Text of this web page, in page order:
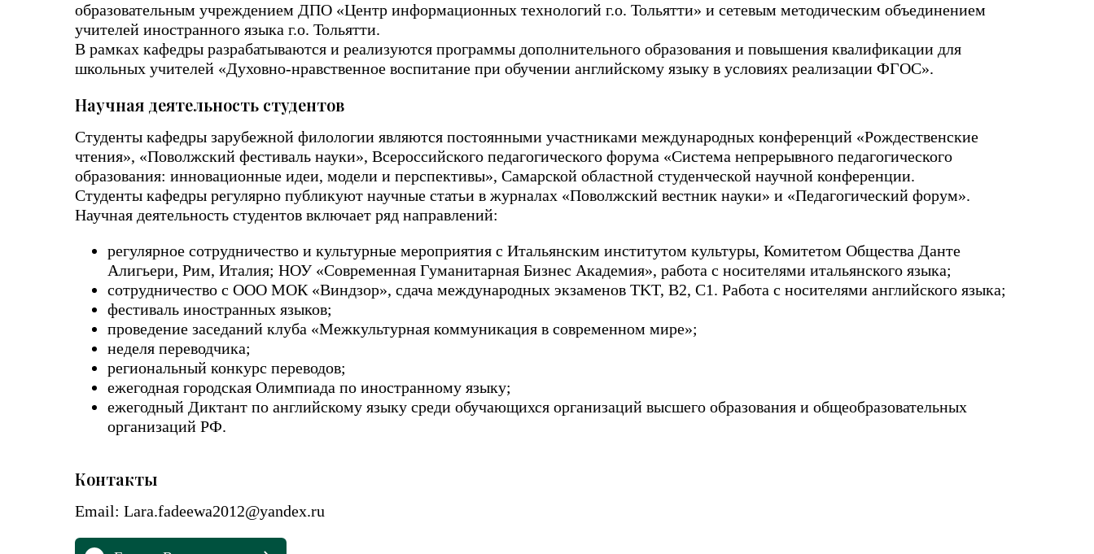
образовательным учреждением ДПО «Центр информационных технологий г.о. Тольятти» и сетевым методическим объединением
учителей иностранного языка г.о. Тольятти.
В рамках кафедры разрабатываются и реализуются программы дополнительного образования и повышения квалификации для
школьных учителей «Духовно-нравственное воспитание при обучении английскому языку в условиях реализации ФГОС».
Научная деятельность студентов
Студенты кафедры зарубежной филологии являются постоянными участниками международных конференций «Рождественские
чтения», «Поволжский фестиваль науки», Всероссийского педагогического форума «Система непрерывного педагогического
образования: инновационные идеи, модели и перспективы», Самарской областной студенческой научной конференции.
Студенты кафедры регулярно публикуют научные статьи в журналах «Поволжский вестник науки» и «Педагогический форум».
Научная деятельность студентов включает ряд направлений:
регулярное сотрудничество и культурные мероприятия с Итальянским институтом культуры, Комитетом Общества Данте
Алигьери, Рим, Италия; НОУ «Современная Гуманитарная Бизнес Академия», работа с носителями итальянского языка;
сотрудничество с ООО МОК «Виндзор», сдача международных экзаменов TKT, B2, C1. Работа с носителями английского языка;
фестиваль иностранных языков;
проведение заседаний клуба «Межкультурная коммуникация в современном мире»;
неделя переводчика;
региональный конкурс переводов;
ежегодная городская Олимпиада по иностранному языку;
ежегодный Диктант по английскому языку среди обучающихся организаций высшего образования и общеобразовательных
организаций РФ.
Контакты
Email: Lara.fadeewa2012@yandex.ru